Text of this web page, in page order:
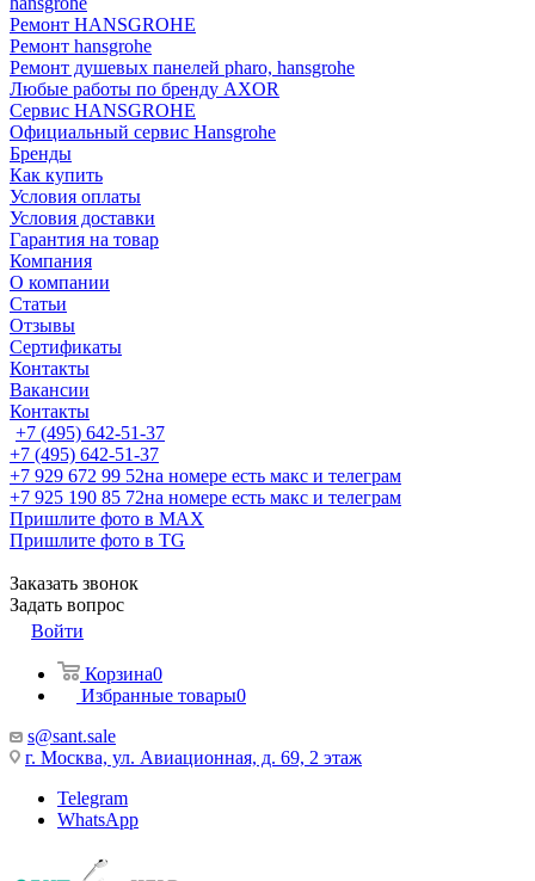
Ремонт HANSGROHE
Ремонт hansgrohe
Ремонт душевых панелей pharo, hansgrohe
Любые работы по бренду AXOR
Сервис HANSGROHE
Официальный сервис Hansgrohe
Бренды
Как купить
Условия оплаты
Условия доставки
Гарантия на товар
Компания
О компании
Статьи
Отзывы
Сертификаты
Контакты
Вакансии
Контакты
+7 (495) 642-51-37
+7 (495) 642-51-37
+7 929 672 99 52на номере есть макс и телеграм
+7 925 190 85 72на номере есть макс и телеграм
Пришлите фото в MAX
Пришлите фото в TG
Заказать звонок
Задать вопрос
Войти
Корзина0
Избранные товары0
s@sant.sale
г. Москва, ул. Авиационная, д. 69, 2 этаж
Telegram
WhatsApp